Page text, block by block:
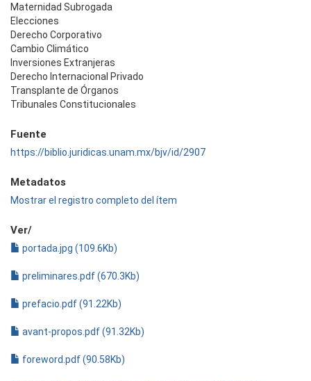
Maternidad Subrogada
Elecciones
Derecho Corporativo
Cambio Climático
Inversiones Extranjeras
Derecho Internacional Privado
Transplante de Órganos
Tribunales Constitucionales
Fuente
https://biblio.juridicas.unam.mx/bjv/id/2907
Metadatos
Mostrar el registro completo del ítem
Ver/
portada.jpg (109.6Kb)
preliminares.pdf (670.3Kb)
prefacio.pdf (91.22Kb)
avant-propos.pdf (91.32Kb)
foreword.pdf (90.58Kb)